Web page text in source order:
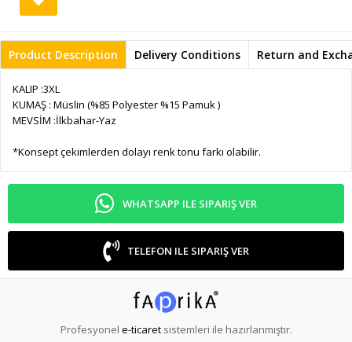
Product Description Delivery Conditions Return and
KALIP :3XL
KUMAŞ : Müslin (%85 Polyester %15 Pamuk )
MEVSİM :İlkbahar-Yaz
*Konsept çekimlerden dolayı renk tonu farkı olabilir.
WHATSAPP ILE SIPARIŞ VER
TELEFON ILE SIPARIŞ VER
Profesyonel e-ticaretsistemleri ile hazırlanmıştır.